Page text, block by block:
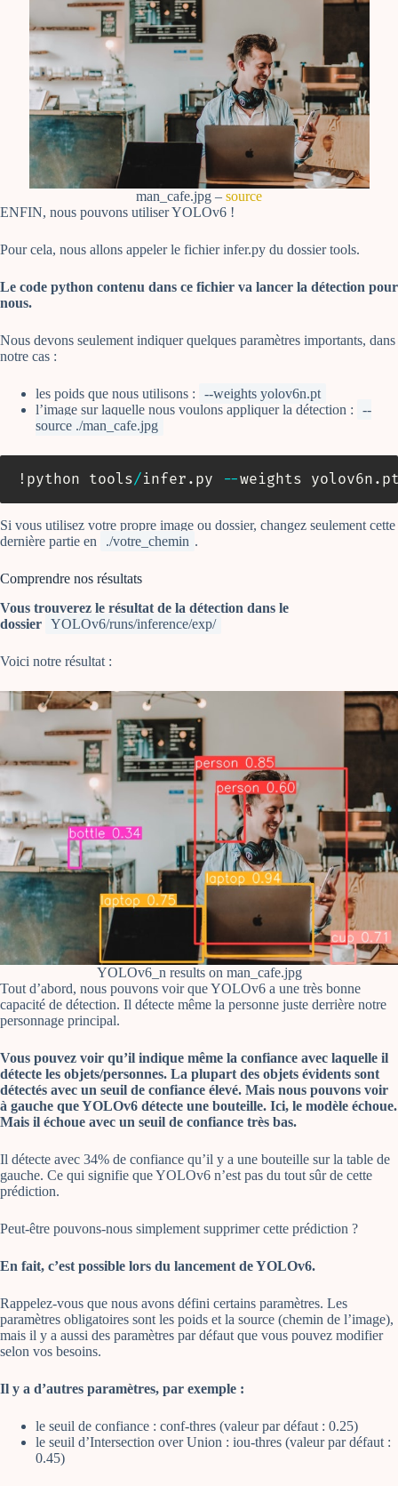
man_cafe.jpg – source
ENFIN, nous pouvons utiliser YOLOv6 !
Pour cela, nous allons appeler le fichier infer.py du dossier tools.
Le code python contenu dans ce fichier va lancer la détection pour
nous.
Nous devons seulement indiquer quelques paramètres importants, dans
notre cas :
les poids que nous utilisons :
--weights yolov6n.pt
l’image sur laquelle nous voulons appliquer la détection :
--
source ./man_cafe.jpg
!python tools/infer . py --weights yolov6n .
Si vous utilisez votre propre image ou dossier, changez seulement cette
dernière partie en
./votre_chemin .
Comprendre nos résultats
Vous trouverez le résultat de la détection dans le
dossier YOLOv6/runs/inference/exp/
Voici notre résultat :
YOLOv6_n results on man_cafe.jpg
Tout d’abord, nous pouvons voir que YOLOv6 a une très bonne
capacité de détection. Il détecte même la personne juste derrière notre
personnage principal.
Vous pouvez voir qu’il indique même la confiance avec laquelle il
détecte les objets/personnes. La plupart des objets évidents sont
détectés avec un seuil de confiance élevé. Mais nous pouvons voir
à gauche que YOLOv6 détecte une bouteille. Ici, le modèle échoue.
Mais il échoue avec un seuil de confiance très bas.
Il détecte avec 34% de confiance qu’il y a une bouteille sur la table de
gauche. Ce qui signifie que YOLOv6 n’est pas du tout sûr de cette
prédiction.
Peut-être pouvons-nous simplement supprimer cette prédiction ?
En fait, c’est possible lors du lancement de YOLOv6.
Rappelez-vous que nous avons défini certains paramètres. Les
paramètres obligatoires sont les poids et la source (chemin de l’image),
mais il y a aussi des paramètres par défaut que vous pouvez modifier
selon vos besoins.
Il y a d’autres paramètres, par exemple :
le seuil de confiance : conf-thres (valeur par défaut : 0.25)
le seuil d’Intersection over Union : iou-thres (valeur par défaut :
0.45)